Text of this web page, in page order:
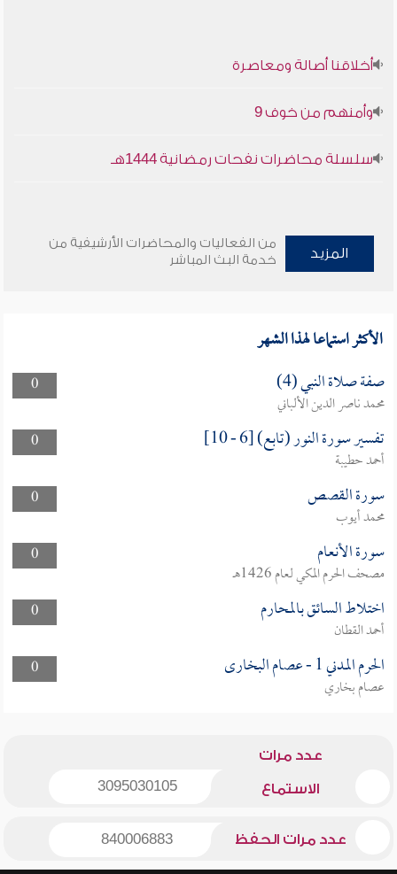
أخلاقنا أصالة ومعاصرة
وأمنهم من خوف 9
سلسلة محاضرات نفحات رمضانية 1444هـ
المزيد
من الفعاليات والمحاضرات الأرشيفية من
خدمة البث المباشر
الأكثر استماعا لهذا الشهر
0 صفة صلاة النبي (4)
محمد ناصر الدين الألباني
0
تفسير سورة النور (تابع) [6 - 10]
أحمد حطيبة
0
سورة القصص
محمد أيوب
0
سورة الأنعام
مصحف الحرم المكي لعام 1426هـ
0
اختلاط السائق بالمحارم
أحمد القطان
0
الحرم المدني 1 - عصام البخارى
عصام بخاري
عدد مرات
الاستماع 3095030105
عدد مرات الحفظ 840006883